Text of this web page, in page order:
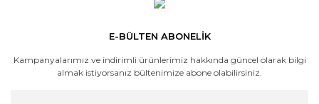
E-BÜLTEN ABONELİK
Kampanyalarımız ve indirimli ürünlerimiz hakkında güncel olarak bilgi
almak istiyorsanız bültenimize abone olabilirsiniz.